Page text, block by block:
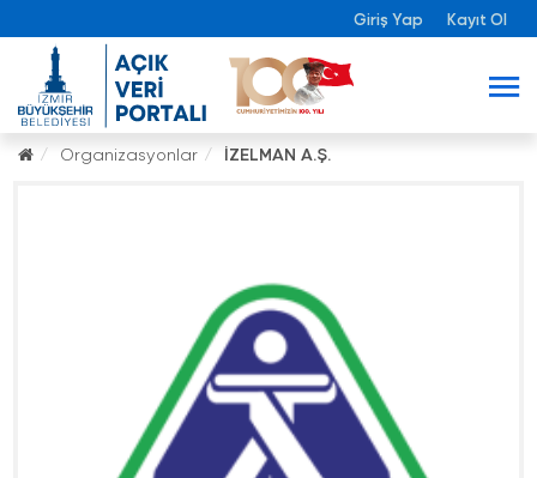
Giriş Yap Kayıt Ol
Organizasyonlar İZELMAN A.Ş.